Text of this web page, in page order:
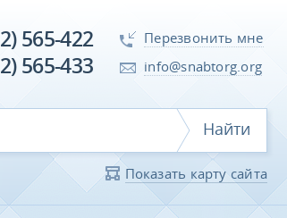
565-422
565-433
Перезвонить мне
info@snabtorg.org
Найти
Показать карту сайта